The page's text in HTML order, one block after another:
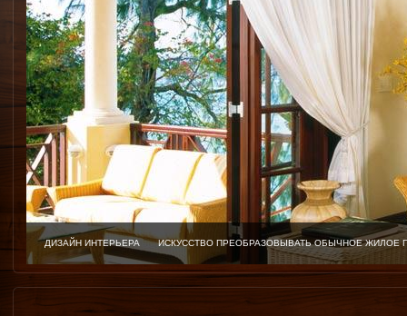
ДИЗАЙН ИНТЕРЬЕРА ИСКУССТВО ПРЕОБРАЗОВЫВАТЬ ОБЫЧНОЕ